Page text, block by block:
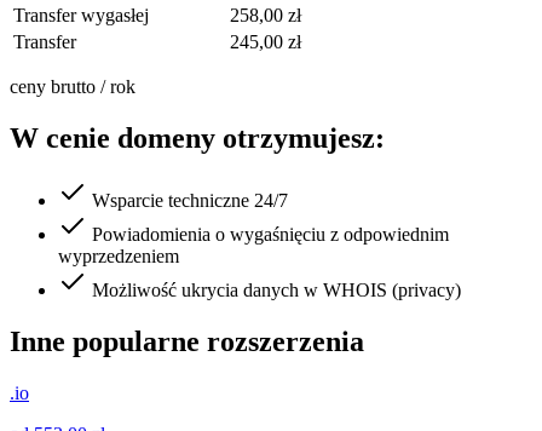
Transfer wygasłej
258,00 zł
Transfer
245,00 zł
ceny brutto / rok
W cenie domeny otrzymujesz:
Wsparcie techniczne 24/7
Powiadomienia o wygaśnięciu z odpowiednim
wyprzedzeniem
Możliwość ukrycia danych w WHOIS (privacy)
Inne popularne rozszerzenia
.io